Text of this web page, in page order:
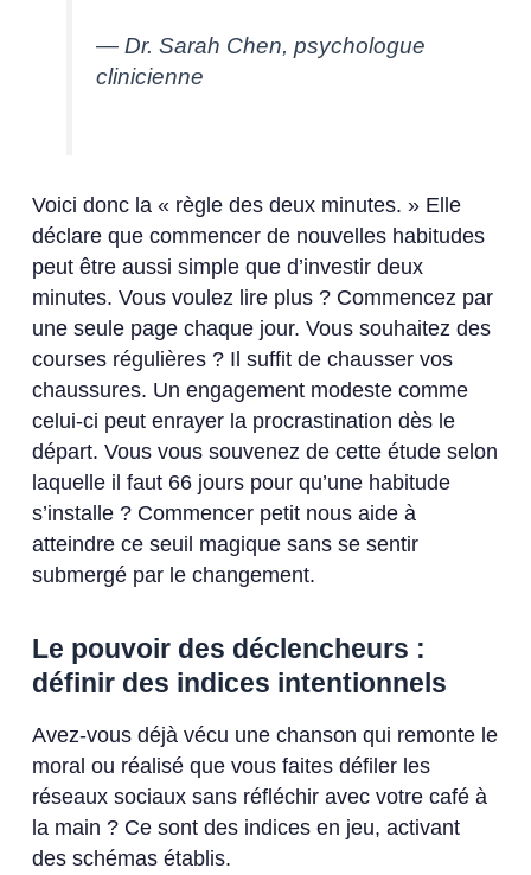
— Dr. Sarah Chen, psychologue
clinicienne
Voici donc la « règle des deux minutes. » Elle
déclare que commencer de nouvelles habitudes
peut être aussi simple que d’investir deux
minutes. Vous voulez lire plus ? Commencez par
une seule page chaque jour. Vous souhaitez des
courses régulières ? Il suffit de chausser vos
chaussures. Un engagement modeste comme
celui-ci peut enrayer la procrastination dès le
départ. Vous vous souvenez de cette étude selon
laquelle il faut 66 jours pour qu’une habitude
s’installe ? Commencer petit nous aide à
atteindre ce seuil magique sans se sentir
submergé par le changement.
Le pouvoir des déclencheurs :
définir des indices intentionnels
Avez-vous déjà vécu une chanson qui remonte le
moral ou réalisé que vous faites défiler les
réseaux sociaux sans réfléchir avec votre café à
la main ? Ce sont des indices en jeu, activant
des schémas établis.